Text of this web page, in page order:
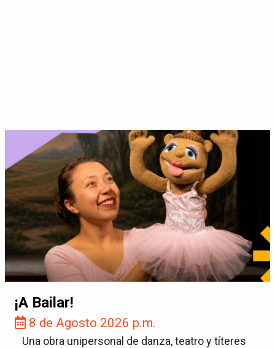
¡A Bailar!
8 de Agosto 2026 p.m.
Una obra unipersonal de danza, teatro y títeres